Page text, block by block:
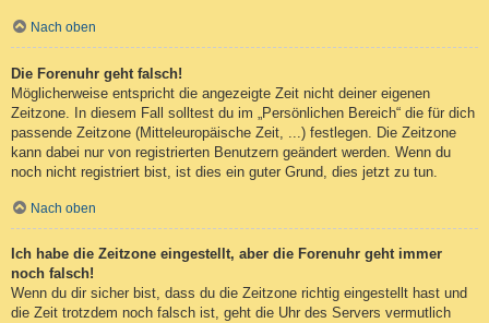
Nach oben
Die Forenuhr geht falsch!
Möglicherweise entspricht die angezeigte Zeit nicht deiner eigenen
Zeitzone. In diesem Fall solltest du im „Persönlichen Bereich“ die für dich
passende Zeitzone (Mitteleuropäische Zeit, ...) festlegen. Die Zeitzone
kann dabei nur von registrierten Benutzern geändert werden. Wenn du
noch nicht registriert bist, ist dies ein guter Grund, dies jetzt zu tun.
Nach oben
Ich habe die Zeitzone eingestellt, aber die Forenuhr geht immer
noch falsch!
Wenn du dir sicher bist, dass du die Zeitzone richtig eingestellt hast und
die Zeit trotzdem noch falsch ist, geht die Uhr des Servers vermutlich